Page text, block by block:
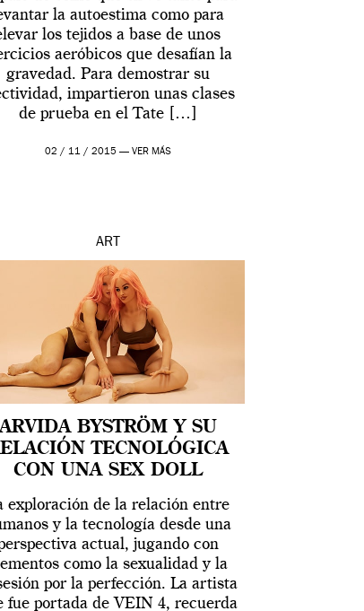
la autoestima como para
los tejidos a base de unos
aeróbicos que desafían la
gravedad. Para demostrar su
impartieron unas clases
de prueba en el Tate […]
02 / 11 / 2015 — VER MÁS
ART
BYSTRÖM Y SU
TECNOLÓGICA
CON UNA SEX DOLL
exploración de la relación entre
y la tecnología desde una
actual, jugando con
como la sexualidad y la
por la perfección. La artista
fue portada de VEIN 4, recuerda